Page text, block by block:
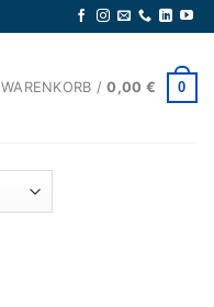
WARENKORB /0,00 € 0